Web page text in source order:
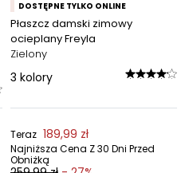
DOSTĘPNE TYLKO ONLINE
Płaszcz damski zimowy
ocieplany Freyla
Zielony
3 kolory
Teraz 189,99 zł
Najniższa Cena Z 30 Dni Przed
Obniżką